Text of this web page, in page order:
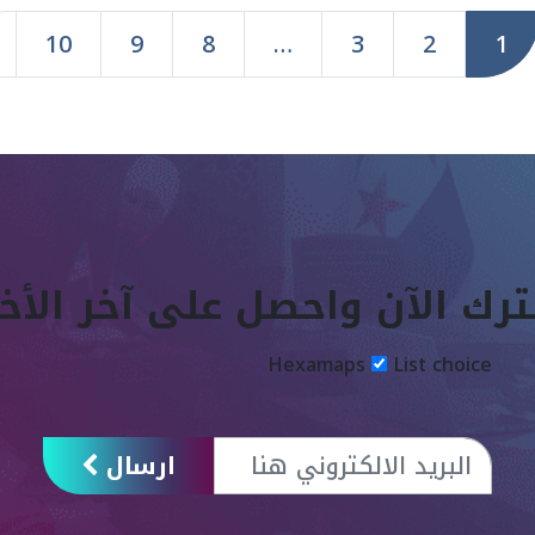
Page
1
Page
2
Page
3
…
Page
8
Page
9
Page
10
الآن واحصل على آخر
List choice
Hexamaps
ارسال